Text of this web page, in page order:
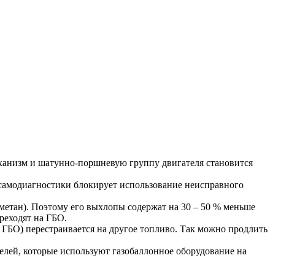
и шатунно-поршневую группу двигателя становится
блокирует использование неисправного
Поэтому его выхлопы содержат на 30 – 50 % меньше
на ГБО.
перестраивается на другое топливо. Так можно продлить
которые используют газобаллонное оборудование на